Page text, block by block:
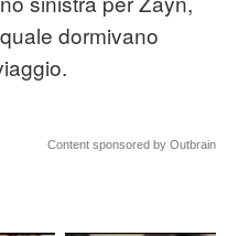
dormivano
Content sponsored by Outbrain